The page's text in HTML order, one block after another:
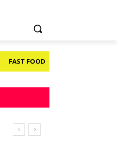
FAST FOOD